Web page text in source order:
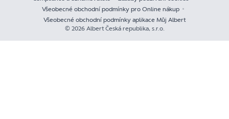
Všeobecné obchodní podmínky pro Online nákup
Všeobecné obchodní podmínky aplikace Můj Albert
© 2026 Albert Česká republika, s.r.o.